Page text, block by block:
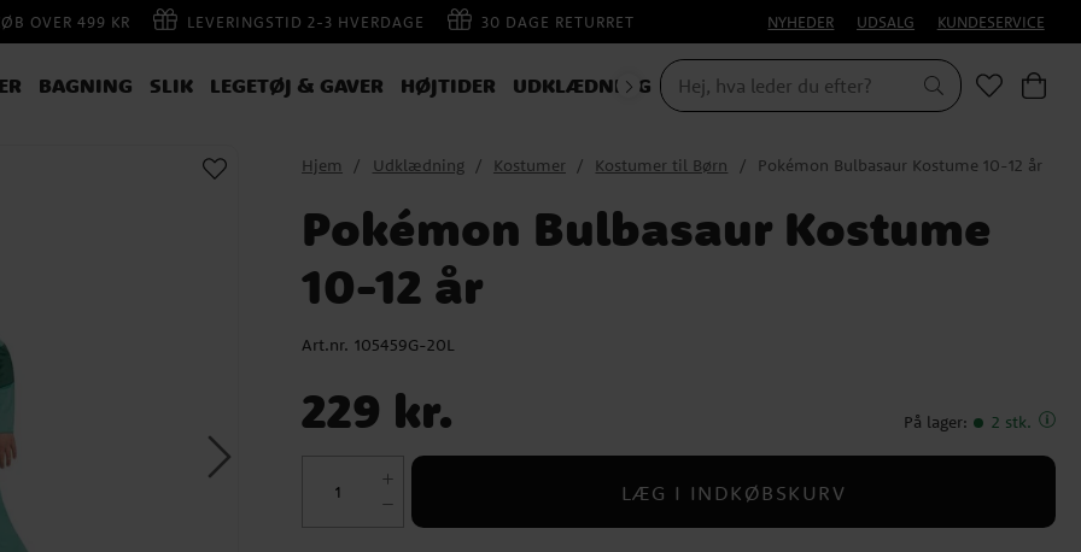
OVER 499 KR LEVERINGSTID 2-3 HVERDAGE 30 DAGE RETURRET NYHEDER UDSALG KUNDESERVICE
BAGNING SLIK LEGETØJ & GAVER HØJTIDER UDKLÆDNING
Hjem Udklædning Kostumer Kostumer til Børn Pokémon Bulbasaur Kostume 10-12 år
Pokémon Bulbasaur Kostume
10-12 år
Art.nr. 105459G-20L
229 kr. På lager: 2 stk.
LÆG I INDKØBSKURV